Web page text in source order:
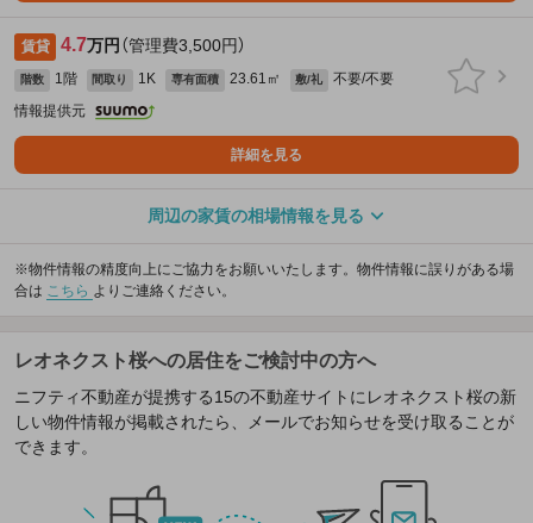
賃貸 4.7万円 （管理費3,500円）
階数 1階 間取り 1K 専有面積 23.61㎡ 敷/礼
不要/不要
情報提供元
詳細を見る
周辺の家賃の相場情報を見る
※物件情報の精度向上にご協力をお願いいたします。物件情報に誤りがある場
合は こちら よりご連絡ください。
レオネクスト桜への居住をご検討中の方へ
ニフティ不動産が提携する15の不動産サイトにレオネクスト桜の新
しい物件情報が掲載されたら、メールでお知らせを受け取ることが
できます。